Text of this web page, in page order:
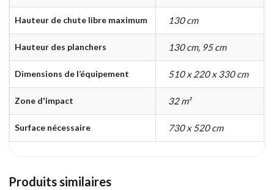
Hauteur de chute libre maximum 130 cm
Hauteur des planchers 130 cm, 95 cm
Dimensions de l’équipement 510 x 220 x 330 cm
Zone d'impact 32 m²
Surface nécessaire 730 x 520 cm
Produits similaires